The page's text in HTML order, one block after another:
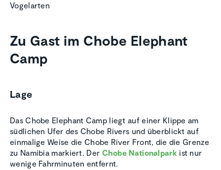
Vogelarten
Zu Gast im Chobe Elephant
Camp
Lage
Das Chobe Elephant Camp liegt auf einer Klippe am
südlichen Ufer des Chobe Rivers und überblickt auf
einmalige Weise die Chobe River Front, die die Grenze
zu Namibia markiert. Der Chobe Nationalpark ist nur
wenige Fahrminuten entfernt.